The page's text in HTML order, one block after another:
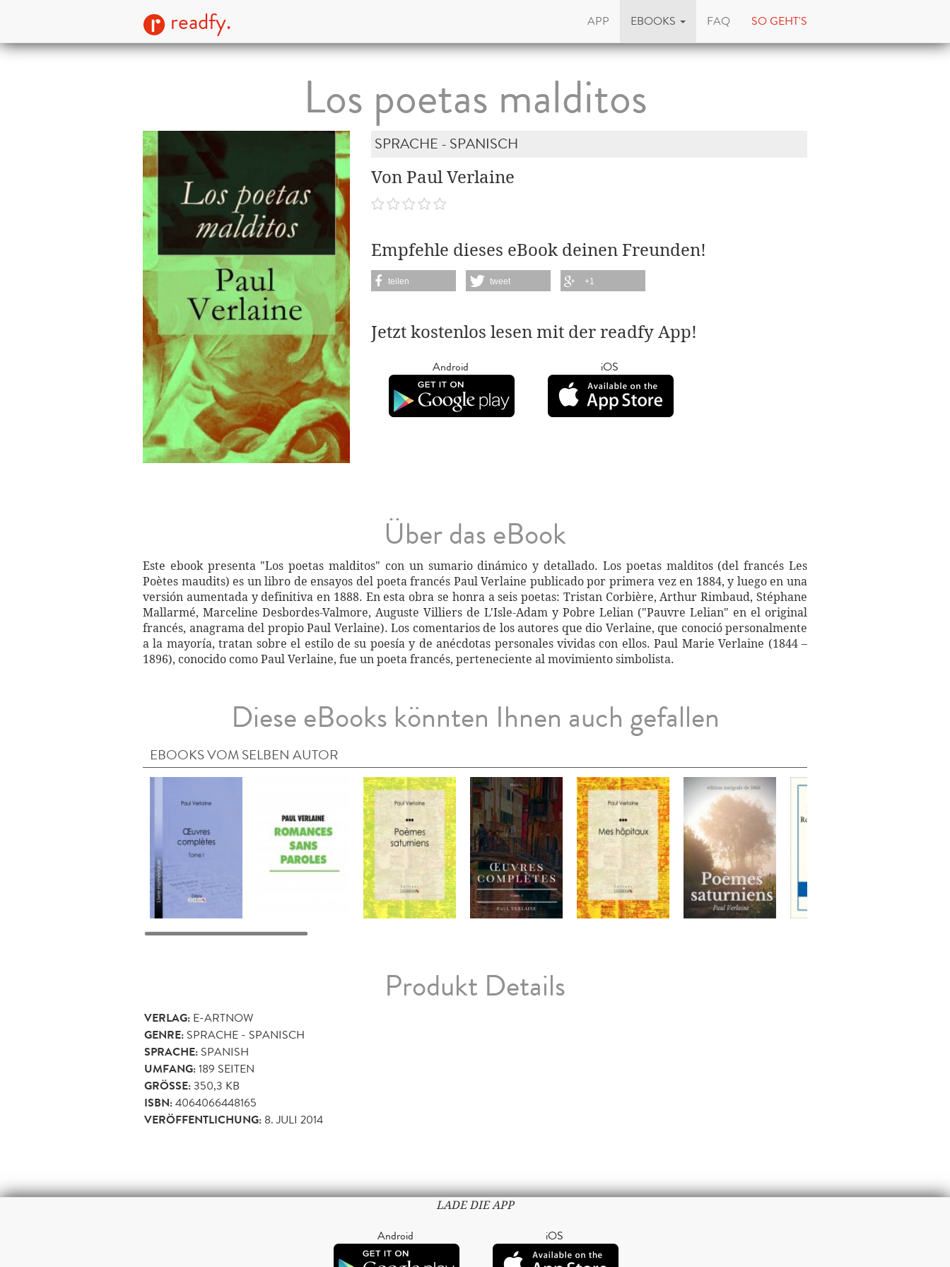
readfy. APP EBOOKS FAQ SO GEHT'S
Los poetas malditos
SPRACHE - SPANISCH
Von Paul Verlaine
Empfehle dieses eBook deinen Freunden!
teilen tweet +1
Jetzt kostenlos lesen mit der readfy App!
Android iOS
Über das eBook
Este ebook presenta "Los poetas malditos" con un sumario dinámico y detallado. Los poetas malditos (del francés Les
Poètes maudits) es un libro de ensayos del poeta francés Paul Verlaine publicado por primera vez en 1884, y luego en una
versión aumentada y definitiva en 1888. En esta obra se honra a seis poetas: Tristan Corbière, Arthur Rimbaud, Stéphane
Mallarmé, Marceline Desbordes-Valmore, Auguste Villiers de L'Isle-Adam y Pobre Lelian ("Pauvre Lelian" en el original
francés, anagrama del propio Paul Verlaine). Los comentarios de los autores que dio Verlaine, que conoció personalmente
a la mayoría, tratan sobre el estilo de su poesía y de anécdotas personales vividas con ellos. Paul Marie Verlaine (1844 –
1896), conocido como Paul Verlaine, fue un poeta francés, perteneciente al movimiento simbolista.
Diese eBooks könnten Ihnen auch gefallen
EBOOKS VOM SELBEN AUTOR
Produkt Details
VERLAG: E-ARTNOW
GENRE: SPRACHE - SPANISCH
SPRACHE: SPANISH
UMFANG:189 SEITEN
GRÖSSE: 350,3 KB
ISBN:4064066448165
VERÖFFENTLICHUNG: 8. JULI 2014
LADE DIE APP
Android iOS